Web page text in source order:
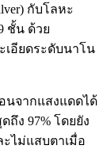
กับโลหะ
ชั้น ด้วย
เอียดระดับนาโน
จากแสงแดดได้
ถึง 97% โดยยัง
ไม่แสบตาเมื่อ